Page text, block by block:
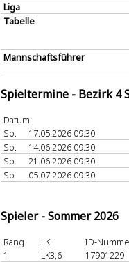
Liga
Tabelle
Mannschaftsführer
Spieltermine - Bezirk 4
Datum
So.
17.05.2026 09:30
So.
14.06.2026 09:30
So.
21.06.2026 09:30
So.
05.07.2026 09:30
Spieler - Sommer 2026
Rang LK ID-
1
LK3,6 17901229